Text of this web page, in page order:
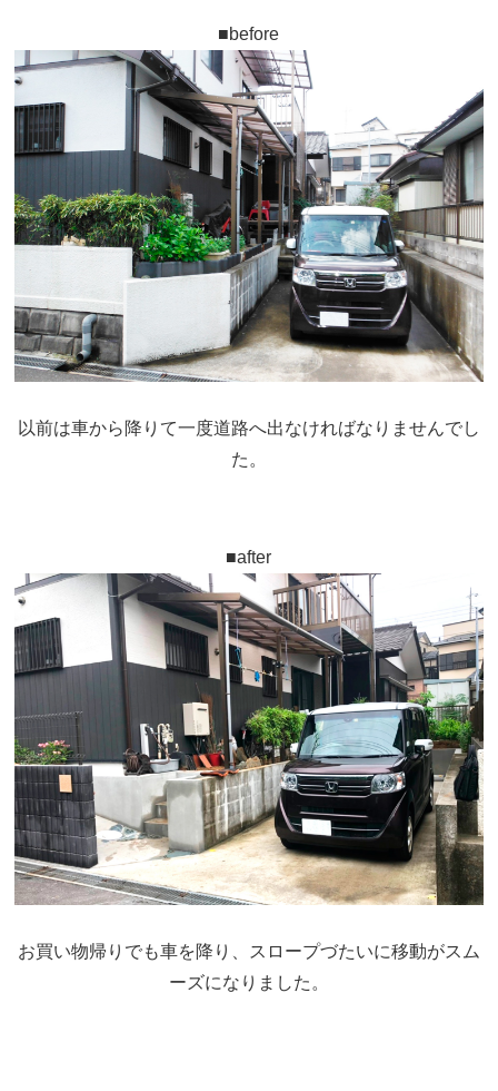
■before
以前は車から降りて一度道路へ出なければなりませんでし
た。
■after
お買い物帰りでも車を降り、スロープづたいに移動がスム
ーズになりました。